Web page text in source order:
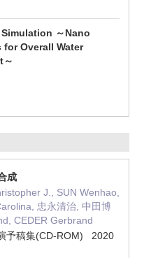
～Nano
Overall Water
成
J., SUN Wenhao,
忠永清治, 中田博
CEDER Gerbrand
予稿集(CD-ROM) 2020